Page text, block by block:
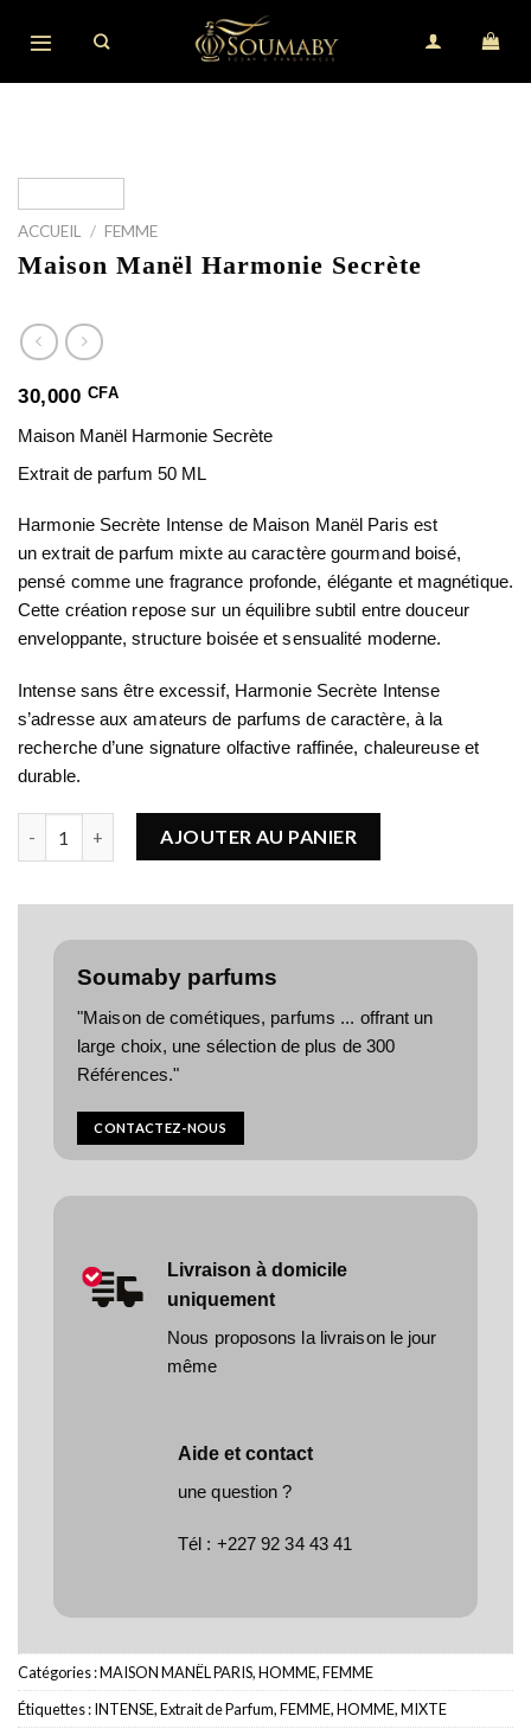
ACCUEIL / FEMME
Maison Manël Harmonie Secrète
30,000 CFA
Maison Manël Harmonie Secrète
Extrait de parfum 50 ML
Harmonie Secrète Intense de Maison Manël Paris est
unextrait de parfum mixteau caractère gourmand boisé,
pensé comme une fragrance profonde, élégante et magnétique.
Cette création repose sur un équilibre subtil entre douceur
enveloppante, structure boisée et sensualité moderne.
Intense sans être excessif, Harmonie Secrète Intense
s’adresse aux amateurs de parfums de caractère, à la
recherche d’une signature olfactive raffinée, chaleureuse et
durable.
quantité de Maison Manël Harmonie Secrète
AJOUTER AU PANIER
Soumaby parfums
"Maison de cométiques, parfums ... offrant un
large choix, une sélection de plus de 300
Références."
CONTACTEZ-NOUS
Livraison à domicile
uniquement
Nous proposons la livraison le jour
même
Aide et contact
une question ?
Tél : +227 92 34 43 41
Catégories :MAISON MANËL PARIS,HOMME,FEMME
Étiquettes :INTENSE,Extrait de Parfum,FEMME,HOMME,MIXTE